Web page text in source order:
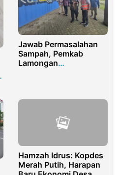
Jawab Permasalahan
Sampah, Pemkab
Lamongan
Hamzah Idrus: Kopdes
Merah Putih, Harapan